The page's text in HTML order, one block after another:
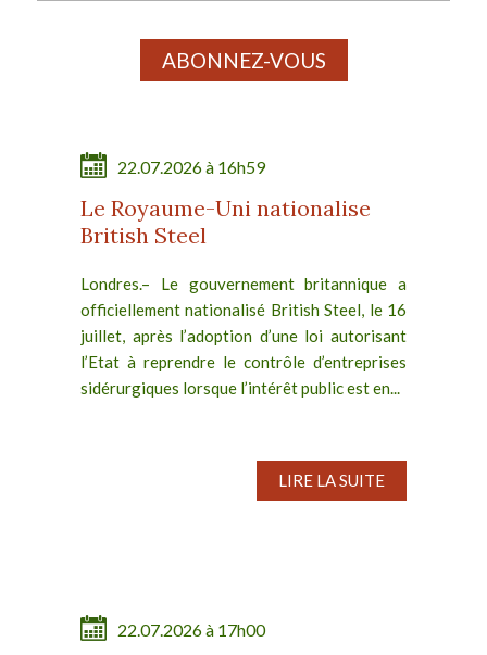
ABONNEZ-VOUS
22.07.2026 à 16h59
Le Royaume-Uni nationalise
British Steel
Londres.– Le gouvernement britannique a
officiellement nationalisé British Steel, le 16
juillet, après l’adoption d’une loi autorisant
l’Etat à reprendre le contrôle d’entreprises
sidérurgiques lorsque l’intérêt public est en...
LIRE LA SUITE
22.07.2026 à 17h00